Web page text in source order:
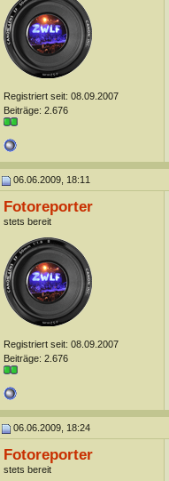
Registriert seit: 08.09.2007
Beiträge: 2.676
06.06.2009, 18:11
Fotoreporter
stets bereit
Registriert seit: 08.09.2007
Beiträge: 2.676
06.06.2009, 18:24
Fotoreporter
stets bereit